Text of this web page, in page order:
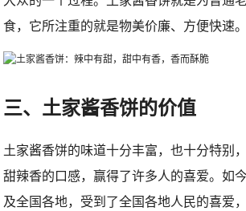
食，它所注重的就是物美价廉、方便快速。
三、土家酱香饼的价值
土家酱香饼的味道十分丰富，也十分特别
甜辣香的口感，赢得了许多人的喜爱。如
及全国各地，受到了全国各地人民的喜爱